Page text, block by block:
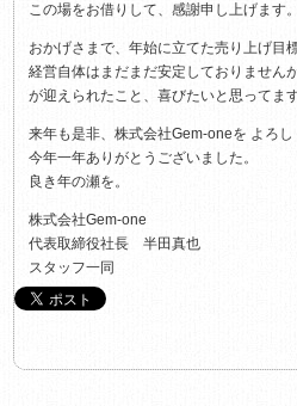
この場をお借りして、感謝申し上げます。
おかげさまで、年始に立てた売り上げ目
経営自体はまだまだ安定しておりません
が迎えられたこと、喜びたいと思ってます
来年も是非、株式会社Gem-oneを よろし
今年一年ありがとうございました。
良き年の瀬を。
株式会社Gem-one
代表取締役社長 半田真也
スタッフ一同